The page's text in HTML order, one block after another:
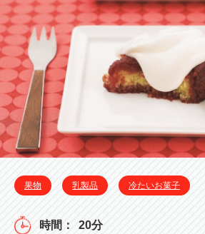
果物 乳製品 冷たいお菓子
20分